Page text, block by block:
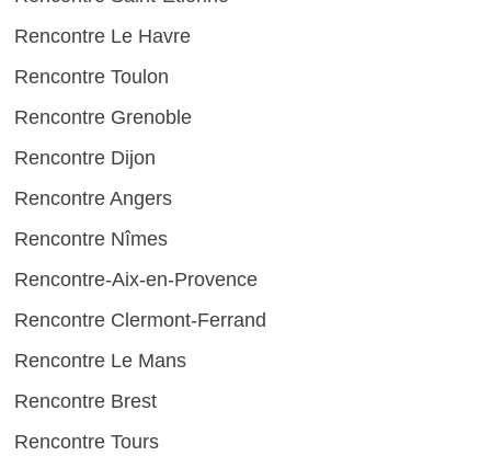
Rencontre Le Havre
Rencontre Toulon
Rencontre Grenoble
Rencontre Dijon
Rencontre Angers
Rencontre Nîmes
Rencontre-Aix-en-Provence
Rencontre Clermont-Ferrand
Rencontre Le Mans
Rencontre Brest
Rencontre Tours